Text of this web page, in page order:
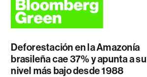
Deforestación en la Amazonía
brasileña cae 37% y apunta a su
nivel más bajo desde 1988